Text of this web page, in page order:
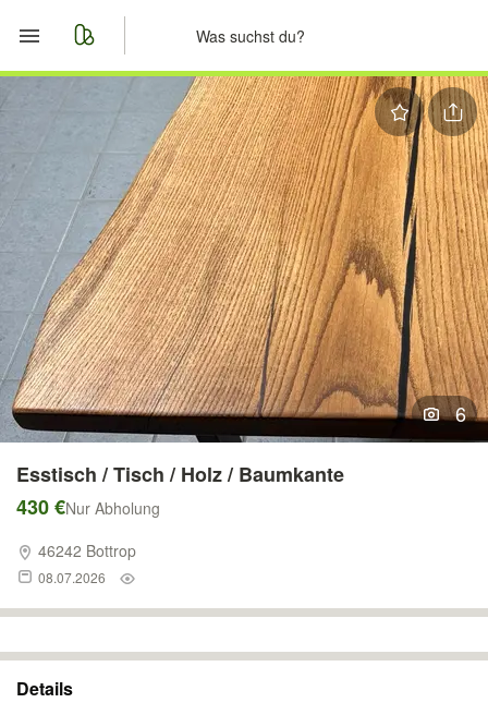
Merkliste
Nachrichten
Anzeige aufgeben
6
Esstisch / Tisch / Holz / Baumkante
430 €Nur Abholung
46242 Bottrop
08.07.2026
Details